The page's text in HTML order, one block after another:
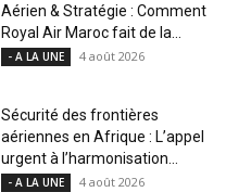
Aérien & Stratégie : Comment
Royal Air Maroc fait de la...
- A LA UNE 4 août 2026
Sécurité des frontières
aériennes en Afrique : L’appel
urgent à l’harmonisation...
- A LA UNE 4 août 2026